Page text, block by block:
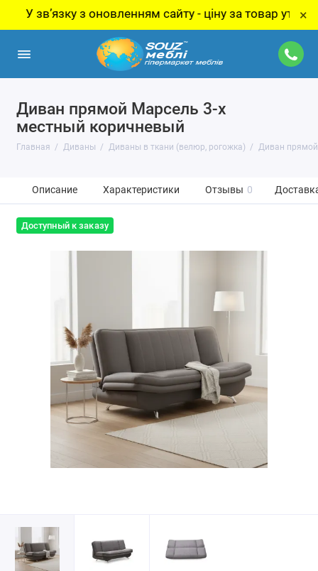
з оновленням сайту - ціну за товар уточнюйте
×
Диван прямой Марсель 3-х
местный коричневый
Главная Диваны Диваны в ткани (велюр, рогожка) Диван
Описание Характеристики Отзывы 0
Доступный к заказу